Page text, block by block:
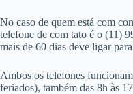
No caso de quem está com
telefone de com tato é o (11)
mais de 60 dias deve ligar
Ambos os telefones
feriados), também das 8h às